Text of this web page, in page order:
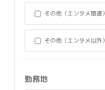
その他（エンタメ関連）
その他（エンタメ以外）
勤務地